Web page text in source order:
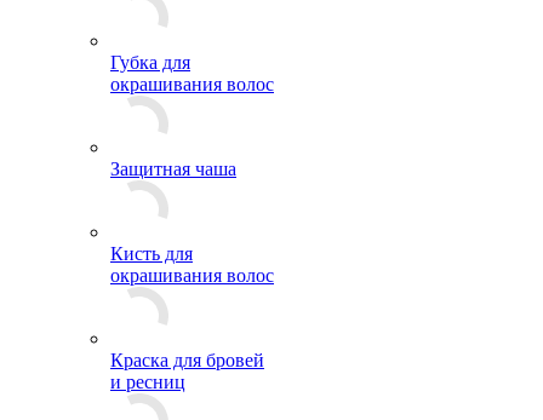
Губка для
окрашивания волос
Защитная чаша
Кисть для
окрашивания волос
Краска для бровей
и ресниц